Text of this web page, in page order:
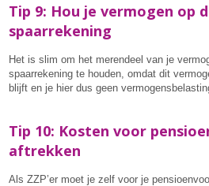
Tip 9: Hou je vermogen op
spaarrekening
Het is slim om het merendeel van je
spaarrekening te houden, omdat dit
blijft en je hier dus geen
Tip 10: Kosten voor
aftrekken
Als ZZP’er moet je zelf voor je